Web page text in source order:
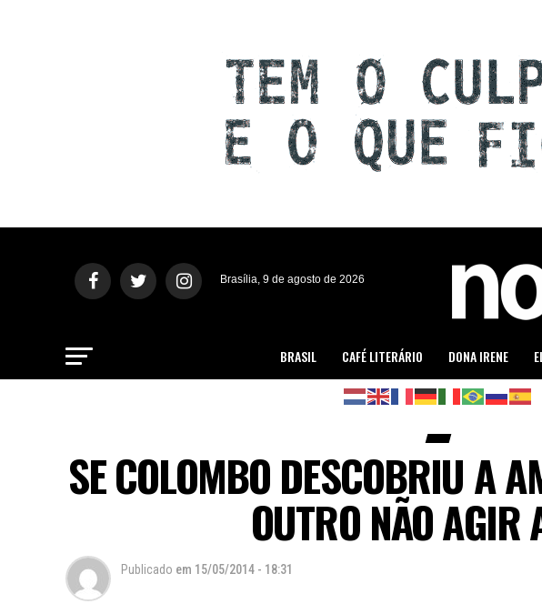
Brasília, 9 de agosto de 2026
BRASIL CAFÉ LITERÁRIO DONA IRENE
SE COLOMBO DESCOBRIU A
OUTRO NÃO AGIR
Publicado em 15/05/2014 - 18:31